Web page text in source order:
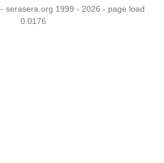
- serasera.org 1999 - 2026 - page load
0.0176